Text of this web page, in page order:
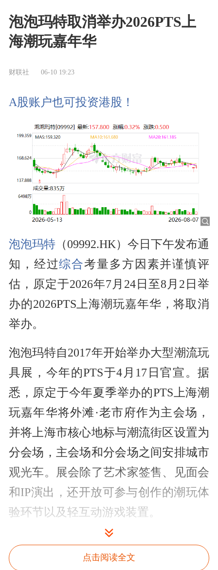
泡泡玛特取消举办2026PTS上
海潮玩嘉年华
财联社 06-10 19:23
A股账户也可投资港股！
泡泡玛特（09992.HK）今日下午发布通
知，经过综合考量多方因素并谨慎评
估，原定于2026年7月24日至8月2日举
办的2026PTS上海潮玩嘉年华，将取消
举办。
泡泡玛特自2017年开始举办大型潮流玩
具展，今年的PTS于4月17日官宣。据
悉，原定于今年夏季举办的PTS上海潮
玩嘉年华将外滩·老市府作为主会场，
并将上海市核心地标与潮流街区设置为
分会场，主会场和分会场之间安排城市
观光车。展会除了艺术家签售、见面会
和IP演出，还开放可参与创作的潮玩体
验环节以及轻互动游戏装置。
PTS潮流玩具展旨在推广潮流玩具文
化、触达消费者以及发掘艺术家等。自
点击阅读全文